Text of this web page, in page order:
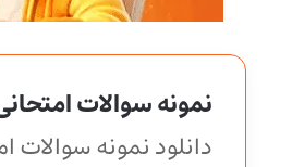
نمونه سوالات
دانلود نمونه